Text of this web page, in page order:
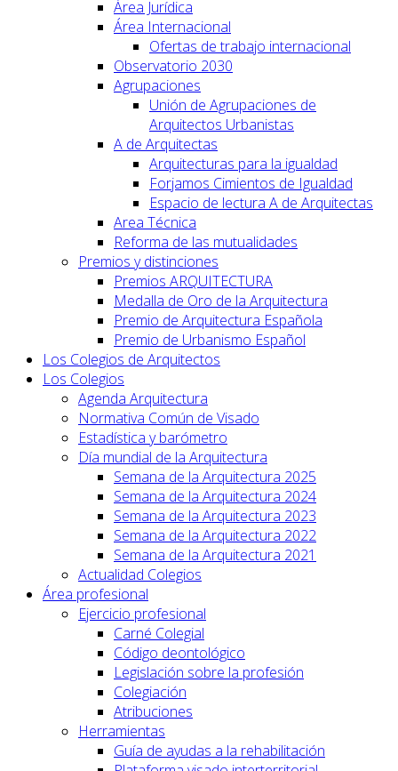
Área Jurídica
Área Internacional
Ofertas de trabajo internacional
Observatorio 2030
Agrupaciones
Unión de Agrupaciones de
Arquitectos Urbanistas
A de Arquitectas
Arquitecturas para la igualdad
Forjamos Cimientos de Igualdad
Espacio de lectura A de Arquitectas
Area Técnica
Reforma de las mutualidades
Premios y distinciones
Premios ARQUITECTURA
Medalla de Oro de la Arquitectura
Premio de Arquitectura Española
Premio de Urbanismo Español
Los Colegios de Arquitectos
Los Colegios
Agenda Arquitectura
Normativa Común de Visado
Estadística y barómetro
Día mundial de la Arquitectura
Semana de la Arquitectura 2025
Semana de la Arquitectura 2024
Semana de la Arquitectura 2023
Semana de la Arquitectura 2022
Semana de la Arquitectura 2021
Actualidad Colegios
Área profesional
Ejercicio profesional
Carné Colegial
Código deontológico
Legislación sobre la profesión
Colegiación
Atribuciones
Herramientas
Guía de ayudas a la rehabilitación